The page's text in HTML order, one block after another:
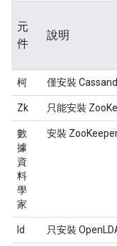
元
件
說明
柯 僅安裝
Zk 只能安裝
數
據
資
料
學
家
安裝
ld 只安裝